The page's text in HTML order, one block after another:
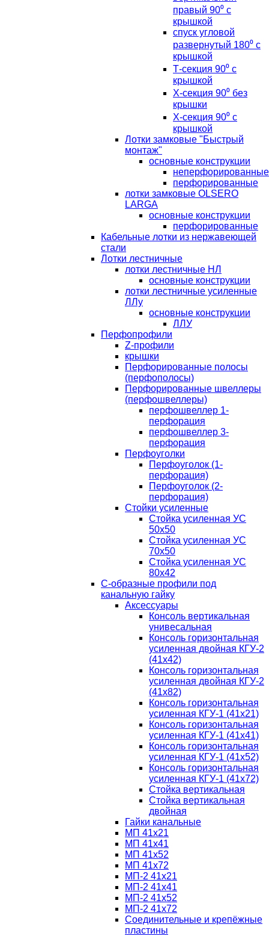
правый 90⁰ с
крышкой
спуск угловой
развернутый 180⁰ с
крышкой
Т-секция 90⁰ с
крышкой
Х-секция 90⁰ без
крышки
Х-секция 90⁰ с
крышкой
Лотки замковые "Быстрый
монтаж"
основные конструкции
неперфорированные
перфорированные
лотки замковые OLSERO
LARGA
основные конструкции
перфорированные
Кабельные лотки из нержавеющей
стали
Лотки лестничные
лотки лестничные НЛ
основные конструкции
лотки лестничные усиленные
ЛЛу
основные конструкции
ЛЛУ
Перфопрофили
Z-профили
крышки
Перфорированные полосы
(перфополосы)
Перфорированные швеллеры
(перфошвеллеры)
перфошвеллер 1-
перфорация
перфошвеллер 3-
перфорация
Перфоуголки
Перфоуголок (1-
перфорация)
Перфоуголок (2-
перфорация)
Стойки усиленные
Стойка усиленная УС
50х50
Стойка усиленная УС
70х50
Стойка усиленная УС
80х42
С-образные профили под
канальную гайку
Аксессуары
Консоль вертикальная
унивесальная
Консоль горизонтальная
усиленная двойная КГУ-2
(41х42)
Консоль горизонтальная
усиленная двойная КГУ-2
(41х82)
Консоль горизонтальная
усиленная КГУ-1 (41х21)
Консоль горизонтальная
усиленная КГУ-1 (41х41)
Консоль горизонтальная
усиленная КГУ-1 (41х52)
Консоль горизонтальная
усиленная КГУ-1 (41х72)
Стойка вертикальная
Стойка вертикальная
двойная
Гайки канальные
МП 41х21
МП 41х41
МП 41х52
МП 41х72
МП-2 41х21
МП-2 41х41
МП-2 41х52
МП-2 41х72
Соединительные и крепёжные
пластины